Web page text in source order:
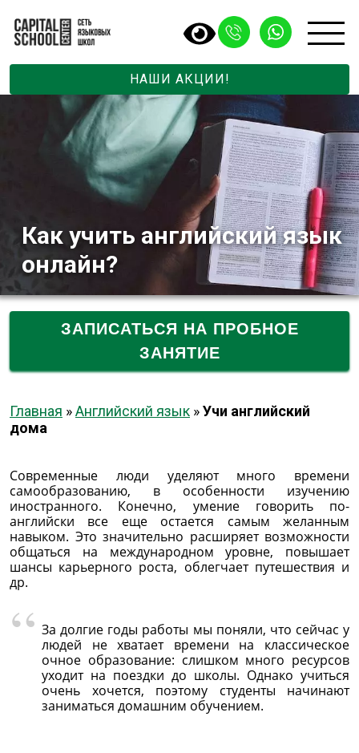
НАШИ АКЦИИ!
Как учить английский язык
онлайн?
ЗАПИСАТЬСЯ НА ПРОБНОЕ
ЗАНЯТИЕ
Главная »Английский язык »Учи английский
дома
Современные люди уделяют много времени
самообразованию, в особенности изучению
иностранного. Конечно, умение говорить по-
английски все еще остается самым желанным
навыком. Это значительно расширяет возможности
общаться на международном уровне, повышает
шансы карьерного роста, облегчает путешествия и
др.
За долгие годы работы мы поняли, что сейчас у
людей не хватает времени на классическое
очное образование: слишком много ресурсов
уходит на поездки до школы. Однако учиться
очень хочется, поэтому студенты начинают
заниматься домашним обучением.